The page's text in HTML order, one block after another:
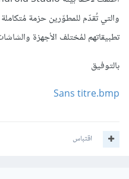
والتي تُقدّم للمطوّرين حزمة
تطبيقاتهم لمُختلف الأجهزة
بالتوفيق
Sans titre.bmp
اقتباس